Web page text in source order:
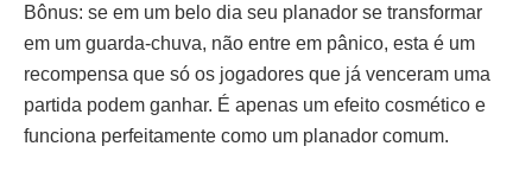
Bônus: se em um belo dia seu planador se transformar
em um guarda-chuva, não entre em pânico, esta é um
recompensa que só os jogadores que já venceram uma
partida podem ganhar. É apenas um efeito cosmético e
funciona perfeitamente como um planador comum.